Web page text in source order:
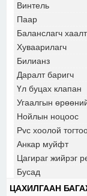
Винтель
Паар
Баланслагч хаалт
Хуваарилагч
Билианз
Даралт баригч
Үл буцах клапан
Угаалгын
Нойлын ноцоос
Pvc хоолой
Анкар муйфт
Цагираг жийрэг
Бусад
ЦАХИЛГААН